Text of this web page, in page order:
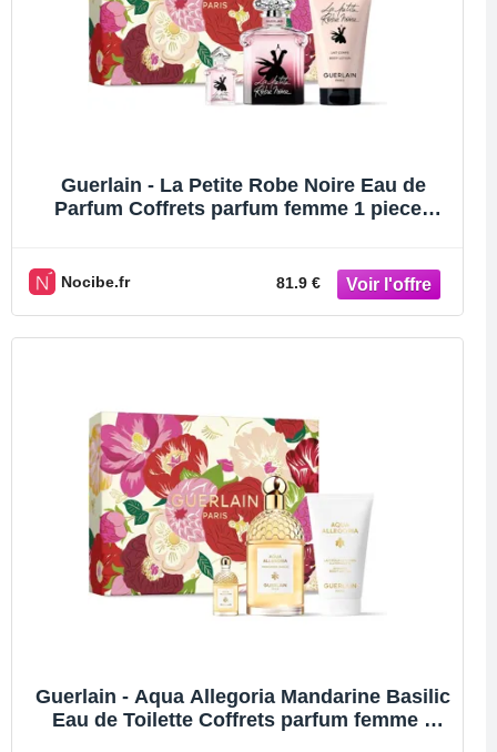
Guerlain - La Petite Robe Noire Eau de
Parfum Coffrets parfum femme 1 pieces
Nocibe.fr 81.9 €
Guerlain - Aqua Allegoria Mandarine Basilic
Eau de Toilette Coffrets parfum femme 1